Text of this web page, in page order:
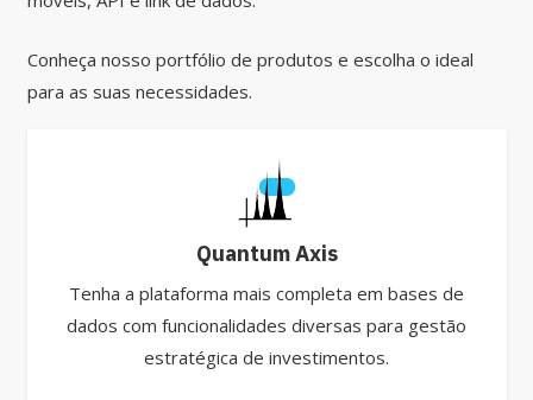
Conheça nosso portfólio de produtos e escolha o ideal
para as suas necessidades.
Quantum Axis
Tenha a plataforma mais completa em bases de
dados com funcionalidades diversas para gestão
estratégica de investimentos.